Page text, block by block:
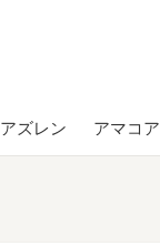
アズレン アマコア